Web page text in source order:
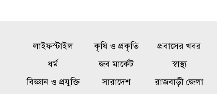
মৌলভীবাজার সীমান্তে বিএসএফের
গুলিতে বাংলাদেশি যুবক নিহত
লাইফস্টাইল কৃষি ও প্রকৃতি
প্রবাসের খবর
ধর্ম
জব মার্কেট
স্বাস্থ্য
বিজ্ঞান ও প্রযুক্তি
সারাদেশ
রাজবাড়ী জেলা